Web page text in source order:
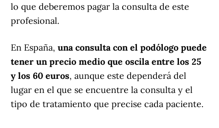
lo que deberemos pagar la consulta de este
profesional.
En España,una consulta con el podólogo puede
tener un precio medio que oscila entre los 25
y los 60 euros, aunque este dependerá del
lugar en el que se encuentre la consulta y el
tipo de tratamiento que precise cada paciente.